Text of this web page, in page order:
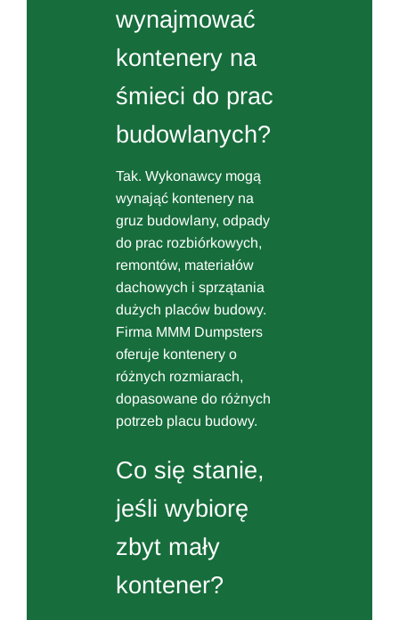
wynajmować
kontenery na
śmieci do prac
budowlanych?
Tak. Wykonawcy mogą
wynająć kontenery na
gruz budowlany, odpady
do prac rozbiórkowych,
remontów, materiałów
dachowych i sprzątania
dużych placów budowy.
Firma MMM Dumpsters
oferuje kontenery o
różnych rozmiarach,
dopasowane do różnych
potrzeb placu budowy.
Co się stanie,
jeśli wybiorę
zbyt mały
kontener?